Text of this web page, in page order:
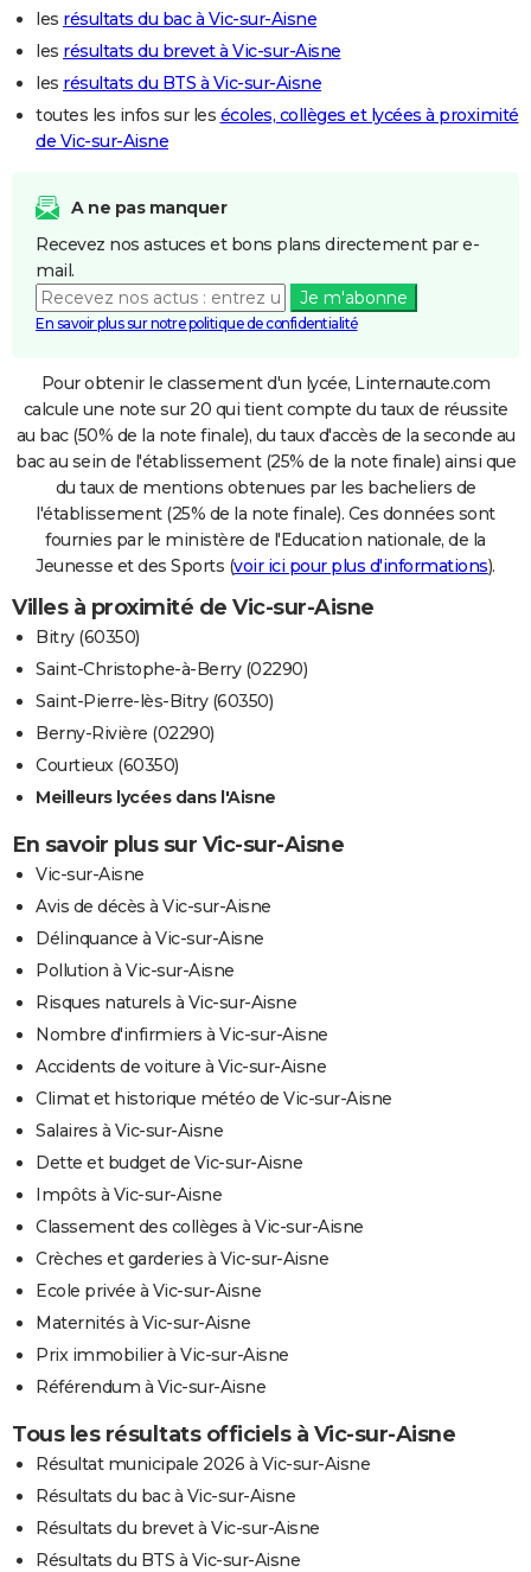
les résultats du bac à Vic-sur-Aisne
les résultats du brevet à Vic-sur-Aisne
les résultats du BTS à Vic-sur-Aisne
toutes les infos sur les écoles, collèges et lycées à proximité
de Vic-sur-Aisne
A ne pas manquer
Recevez nos astuces et bons plans directement par e-
mail.
Je m'abonne
En savoir plus sur notre politique de confidentialité
Pour obtenir le classement d'un lycée, Linternaute.com
calcule une note sur 20 qui tient compte du taux de réussite
au bac (50% de la note finale), du taux d'accès de la seconde au
bac au sein de l'établissement (25% de la note finale) ainsi que
du taux de mentions obtenues par les bacheliers de
l'établissement (25% de la note finale). Ces données sont
fournies par le ministère de l'Education nationale, de la
Jeunesse et des Sports (voir ici pour plus d'informations).
Villes à proximité de Vic-sur-Aisne
Bitry (60350)
Saint-Christophe-à-Berry (02290)
Saint-Pierre-lès-Bitry (60350)
Berny-Rivière (02290)
Courtieux (60350)
Meilleurs lycées dans l'Aisne
En savoir plus sur Vic-sur-Aisne
Vic-sur-Aisne
Avis de décès à Vic-sur-Aisne
Délinquance à Vic-sur-Aisne
Pollution à Vic-sur-Aisne
Risques naturels à Vic-sur-Aisne
Nombre d'infirmiers à Vic-sur-Aisne
Accidents de voiture à Vic-sur-Aisne
Climat et historique météo de Vic-sur-Aisne
Salaires à Vic-sur-Aisne
Dette et budget de Vic-sur-Aisne
Impôts à Vic-sur-Aisne
Classement des collèges à Vic-sur-Aisne
Crèches et garderies à Vic-sur-Aisne
Ecole privée à Vic-sur-Aisne
Maternités à Vic-sur-Aisne
Prix immobilier à Vic-sur-Aisne
Référendum à Vic-sur-Aisne
Tous les résultats officiels à Vic-sur-Aisne
Résultat municipale 2026 à Vic-sur-Aisne
Résultats du bac à Vic-sur-Aisne
Résultats du brevet à Vic-sur-Aisne
Résultats du BTS à Vic-sur-Aisne